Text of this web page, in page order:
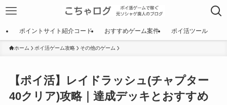
ポイントサイト紹介コード おすすめゲーム案件 ポイ活ツール
ホーム ポイ活ゲーム攻略 その他のゲーム
【ポイ活】レイドラッシュ(チャプター
40クリア)攻略｜達成デッキとおすすめ